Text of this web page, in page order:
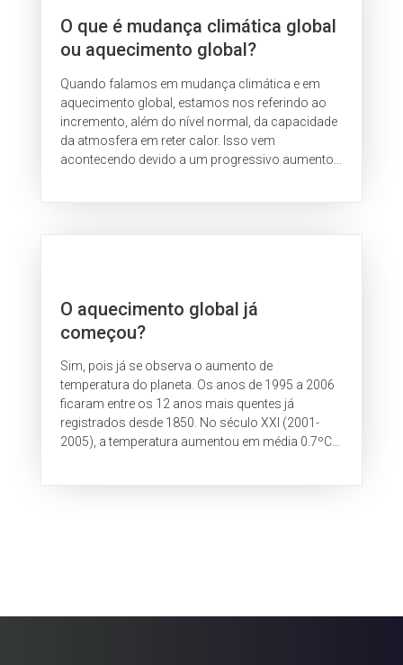
O que é mudança climática global
ou aquecimento global?
Quando falamos em mudança climática e em
aquecimento global, estamos nos referindo ao
incremento, além do nível normal, da capacidade
da atmosfera em reter calor. Isso vem
acontecendo devido a um progressivo aumento
O aquecimento global já
começou?
Sim, pois já se observa o aumento de
temperatura do planeta. Os anos de 1995 a 2006
ficaram entre os 12 anos mais quentes já
registrados desde 1850. No século XXI (2001-
2005), a temperatura aumentou em média 0.7ºC